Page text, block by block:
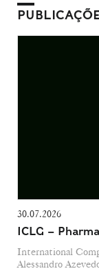
30.07.2026
ICLG –
International
Alessandro